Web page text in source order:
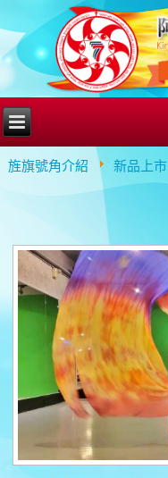
旌旗號角介紹 新品上市